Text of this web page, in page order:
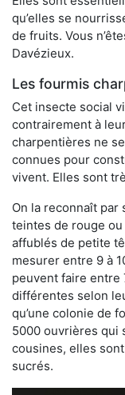
qu’elles se
de fruits. Vous
Davézieux.
Les fourmis
Cet insecte social
contrairement à
charpentières ne
connues pour
vivent. Elles sont
On la reconnaît par
teintes de rouge ou
affublés de petite
mesurer entre 9 à
peuvent faire entre
différentes selon
qu’une colonie de
5000 ouvrières qui
cousines, elles
sucrés.